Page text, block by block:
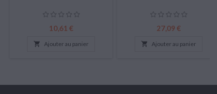
Prix
10,61 €
 Ajouter au panier
Prix
27,09 €
 Ajouter au panier